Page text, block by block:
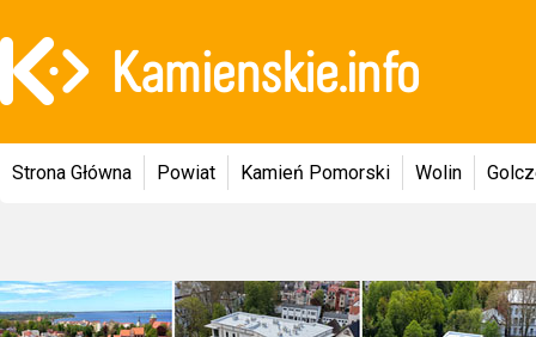
Strona Główna Powiat Kamień Pomorski Wolin